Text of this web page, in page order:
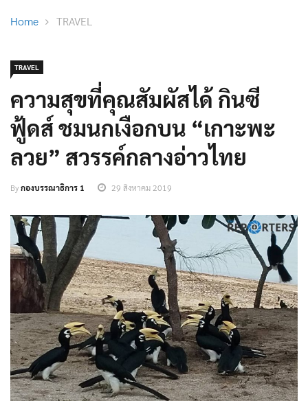
Home TRAVEL
TRAVEL
ความสุขที่คุณสัมผัสได้ กินซี
ฟู้ดส์ ชมนกเงือกบน “เกาะพะ
ลวย” สวรรค์กลางอ่าวไทย
Byกองบรรณาธิการ 1 29 สิงหาคม 2019